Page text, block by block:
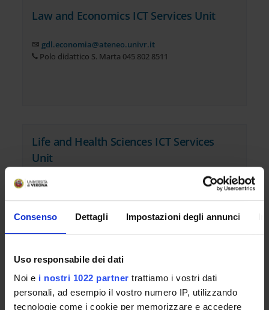
Consenso Dettagli Impostazioni degli annunci
Uso responsabile dei dati
Noi e i nostri 1022 partner trattiamo i vostri dati
personali, ad esempio il vostro numero IP, utilizzando
tecnologie come i cookie per memorizzare e accedere
Law and Economics ICT Services Unit
gdl.economia@ateneo.univr.it
Polo didattico S. Marta 045 802 8511
Life and Health Sciences ICT Services
Unit
gdl.medico@ateneo.univr.it
Supporto ICT Area Medica: +39 045 802 7103